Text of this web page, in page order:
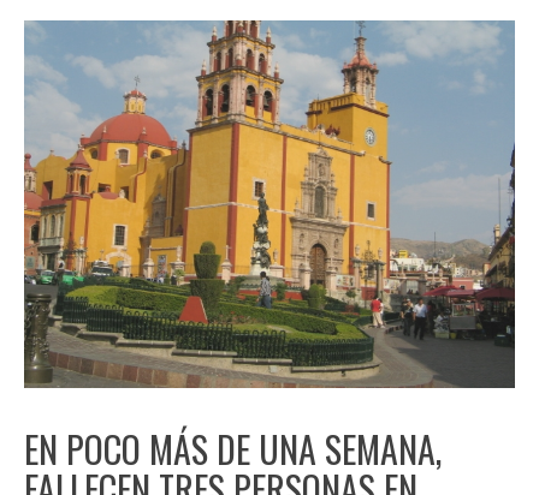
EN POCO MÁS DE UNA SEMANA,